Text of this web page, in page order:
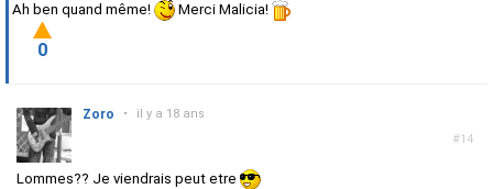
Ah ben quand même! Merci Malicia!
0
#14
Zoro • il y a 18 ans
Lommes?? Je viendrais peut etre